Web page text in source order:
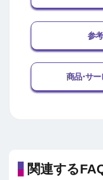
参
商品･サ
関連する